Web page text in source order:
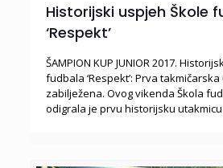
Historijski uspjeh Škole
‘Respekt’
ŠAMPION KUP JUNIOR 2017.
fudbala ‘Respekt’: Prva
zabilježena. Ovog vikenda Škola
odigrala je prvu historijsku